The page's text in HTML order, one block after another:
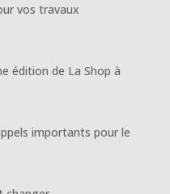
vos travaux
édition de La Shop à
importants pour le